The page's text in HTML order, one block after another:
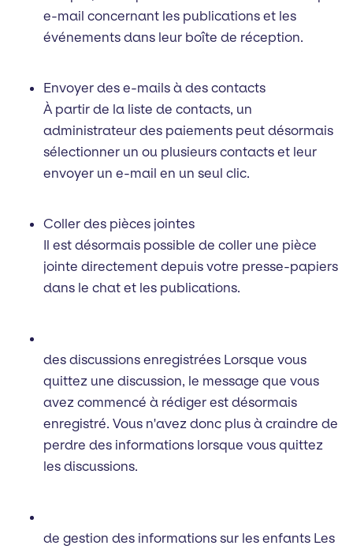
e-mail concernant les publications et les
événements dans leur boîte de réception.
Envoyer des e-mails à des contacts
À partir de la liste de contacts, un
administrateur des paiements peut désormais
sélectionner un ou plusieurs contacts et leur
envoyer un e-mail en un seul clic.
Coller des pièces jointes
Il est désormais possible de coller une pièce
jointe directement depuis votre presse-papiers
dans le chat et les publications.
des discussions enregistrées Lorsque vous
quittez une discussion, le message que vous
avez commencé à rédiger est désormais
enregistré. Vous n'avez donc plus à craindre de
perdre des informations lorsque vous quittez
les discussions.
de gestion des informations sur les enfants Les